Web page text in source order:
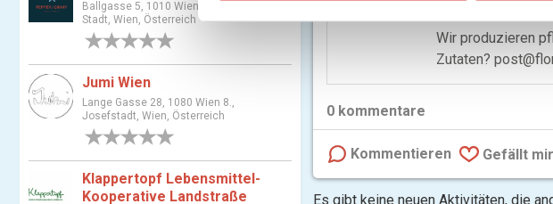
g
s
a
s
w
Ballgasse 5, 1010 Wien 1., Innere
Stadt, Wien, Österreich
Jumi Wien
Lange Gasse 28, 1080 Wien 8.,
Josefstadt, Wien, Österreich
Klappertopf Lebensmittel-
Kooperative Landstraße
0
Wir produzieren
Zutaten?
0 kommentare
Kommentieren Gefällt mir
Es gibt keine neuen Aktivitäten, die